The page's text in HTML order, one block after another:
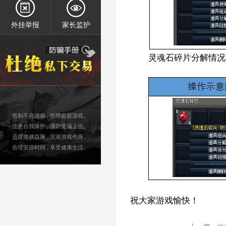
问题反馈 修改资料
外挂举报
外挂举报
家长监护
家长监护
抵制不良游戏 , 拒绝盗版游戏。
注意自我保护 , 谨防受骗上当。
适度游戏益脑 , 沉迷游戏伤身。
合理安排时间 , 享受健康生活。
灵魂石碎片分解情
祝大家游戏愉快！